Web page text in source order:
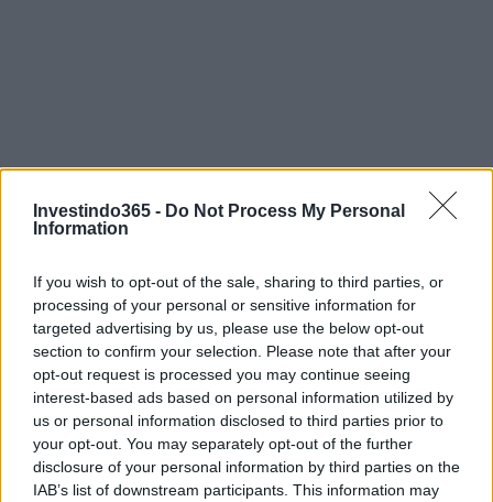
Investindo365 - Do Not Process My Personal
Information
If you wish to opt-out of the sale, sharing to third parties, or
processing of your personal or sensitive information for
targeted advertising by us, please use the below opt-out
section to confirm your selection. Please note that after your
opt-out request is processed you may continue seeing
interest-based ads based on personal information utilized by
us or personal information disclosed to third parties prior to
your opt-out. You may separately opt-out of the further
disclosure of your personal information by third parties on the
IAB’s list of downstream participants. This information may
Continue lendo
INVESTIMENTOS